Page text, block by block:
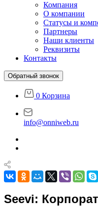
Компания
О компании
Статусы и
Партнеры
Наши клиенты
Реквизиты
Контакты
Обратный звонок
0 Корзина
info@onniweb.ru
Seevi: